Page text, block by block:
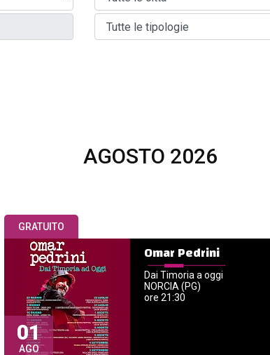
AGOSTO 2026
GRATUITO
01
AGO
Omar Pedrini
Dai Timoria a oggi
NORCIA (PG)
ore 21:30